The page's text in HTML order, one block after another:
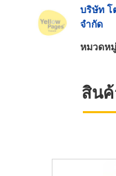
บริษัท โ
จำกัด
หมวดห
สิน